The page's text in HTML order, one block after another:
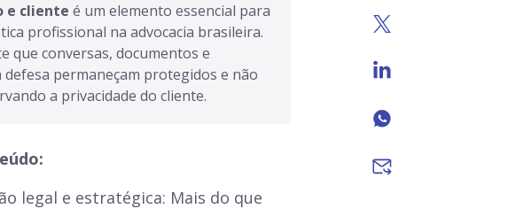
e cliente é um elemento essencial para
profissional na advocacia brasileira.
que conversas, documentos e
permaneçam protegidos e não
a privacidade do cliente.
legal e estratégica: Mais do que